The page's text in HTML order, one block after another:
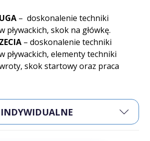
– doskonalenie techniki
pływackich, skok na główkę.
– doskonalenie techniki
pływackich, elementy techniki
skok startowy oraz praca
INDYWIDUALNE